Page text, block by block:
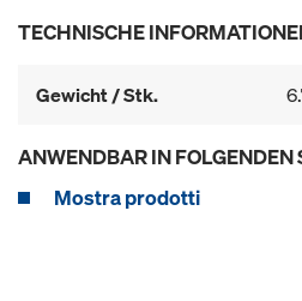
TECHNISCHE
Gewicht / Stk.
ANWENDBAR IN FOLGENDEN
Mostra prodotti